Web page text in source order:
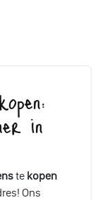
in
te kopen
Ons